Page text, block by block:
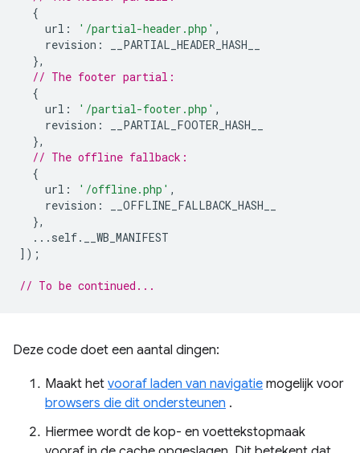
{
url : '/partial-header.php' ,
revision :
__PARTIAL_HEADER_HASH__
},
// The footer partial:
{
url : '/partial-footer.php' ,
revision :
__PARTIAL_FOOTER_HASH__
},
// The offline fallback:
{
url : '/offline.php' ,
revision :
__OFFLINE_FALLBACK_HASH__
},
... self.
__WB_MANIFEST
]);
// To be continued...
Deze code doet een aantal dingen:
Maakt het vooraf laden van navigatie mogelijk voor
browsers die dit ondersteunen .
Hiermee wordt de kop- en voettekstopmaak